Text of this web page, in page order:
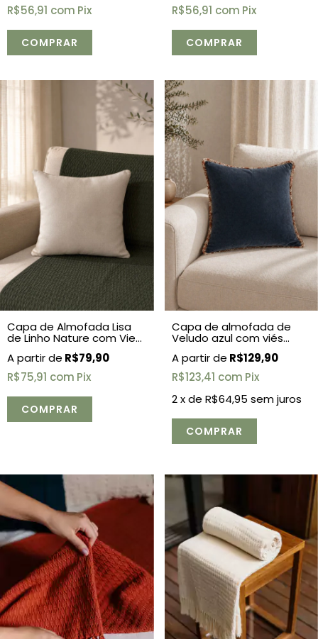
R$56,91 com Pix
COMPRAR
R$56,91 com Pix
COMPRAR
Capa de Almofada Lisa
de Linho Nature com Vies
R$79,90
R$75,91 com Pix
COMPRAR
Capa de almofada de
Veludo azul com viés
R$129,90
R$123,41 com Pix
2 x de R$64,95 sem juros